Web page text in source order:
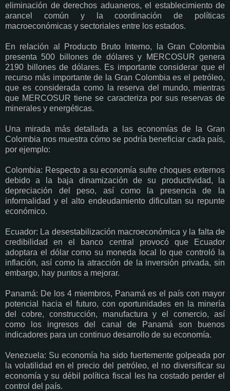
eliminación de derechos aduaneros, el establecimiento de
arancel común y la coordinación de políticas
macroeconómicas y sectoriales entre los estados.
En relación al Producto Bruto Interno, la Gran Colombia
presenta 500 billones de dólares y MERCOSUR genera
2190 billones de dólares. Es importante considerar que el
recurso más importante de la Gran Colombia es el petróleo,
que es considerada como la reserva del mundo, mientras
que MERCOSUR tiene se caracteriza por sus reservas de
minerales y energéticas.
Una mirada más detallada a las economías de la Gran
Colombia nos muestra cómo se podría beneficiar cada país,
por ejemplo:
Colombia: Respecto a su economía sufre choques externos
debido a la baja dinamización de su productividad, la
depreciación del peso, así como la presencia de la
informalidad y el alto endeudamiento dificultan su repunte
económico.
Ecuador: La desestabilización macroeconómica y la falta de
credibilidad en el banco central provocó que Ecuador
adoptara el dólar como su moneda local lo que controló la
inflación, así como la atracción de la inversión privada, sin
embargo, hay puntos a mejorar.
Panamá: De los 4 miembros, Panamá es el país con mayor
potencial hacia el futuro, con oportunidades en la minería
del cobre, construcción, manufactura y el comercio, así
como los ingresos del canal de Panamá son buenos
indicadores para un continuo desarrollo de su economía.
Venezuela: Su economía ha sido fuertemente golpeada por
la volatilidad en el precio del petróleo, el no diversificar su
economía y su débil política fiscal les ha costado perder el
control del país.